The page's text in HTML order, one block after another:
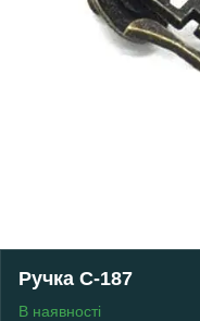
Ручка С-187
В наявності